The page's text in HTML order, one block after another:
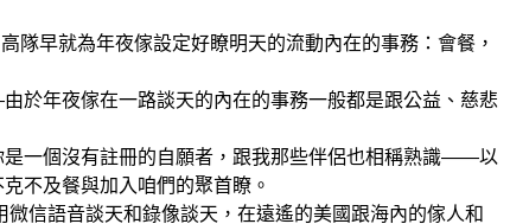
早就為年夜傢設定好瞭明天的流動內在的事務：會餐，
夜傢在一路談天的內在的事務一般都是跟公益、慈悲
一個沒有註冊的自願者，跟我那些伴侶也相稱熟識——以
不及餐與加入咱們的聚首瞭。
語音談天和錄像談天，在遠遙的美國跟海內的傢人和